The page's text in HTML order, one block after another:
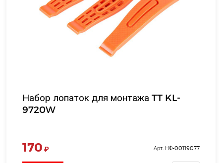
Набор лопаток для монтажа TT KL-
9720W
170 ₽ Арт. НФ-00119077